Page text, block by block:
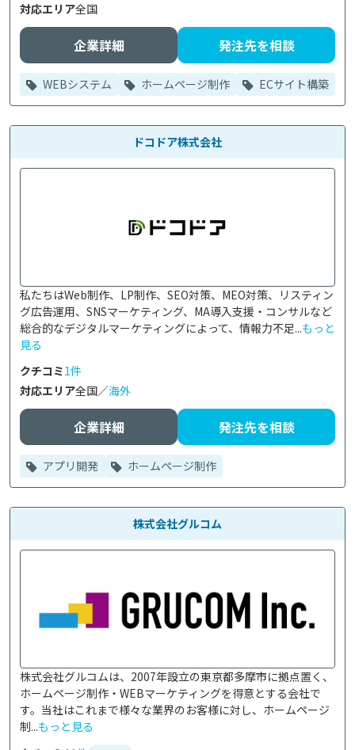
対応エリア全国
企業詳細 発注先を相談
WEBシステム ホームページ制作 ECサイト構築
ドコドア株式会社
私たちはWeb制作、LP制作、SEO対策、MEO対策、リスティン
グ広告運用、SNSマーケティング、MA導入支援・コンサルなど
総合的なデジタルマーケティングによって、情報力不足...もっと
見る
クチコミ1件
対応エリア全国／海外
企業詳細 発注先を相談
アプリ開発 ホームページ制作
株式会社グルコム
株式会社グルコムは、2007年設立の東京都多摩市に拠点置く、
ホームページ制作・WEBマーケティングを得意とする会社で
す。当社はこれまで様々な業界のお客様に対し、ホームページ
制...もっと見る